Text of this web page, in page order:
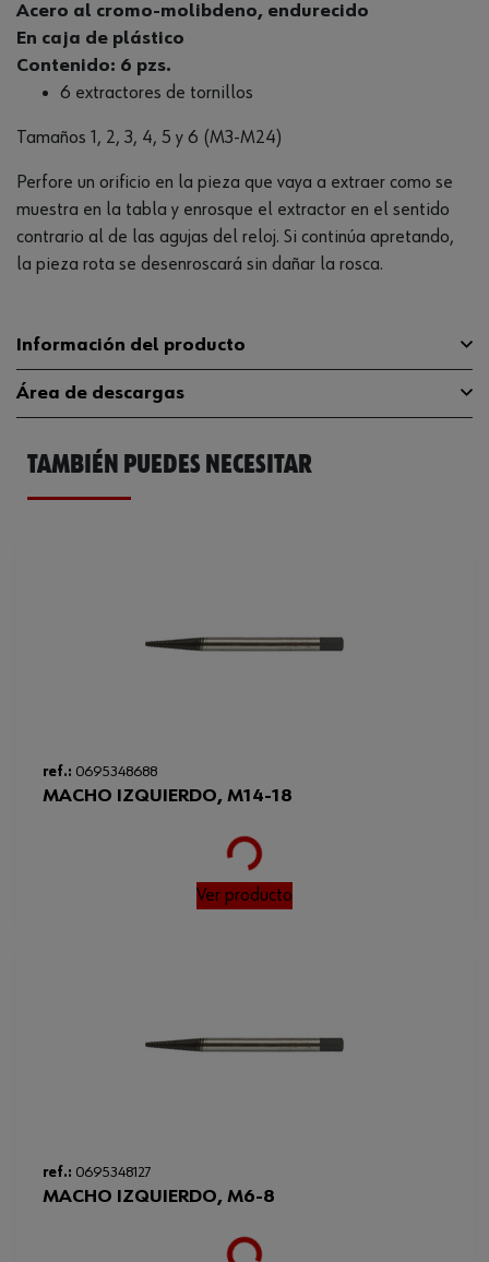
Acero al cromo-molibdeno, endurecido
En caja de plástico
Contenido: 6 pzs.
6 extractores de tornillos
Tamaños 1, 2, 3, 4, 5 y 6 (M3-M24)
Perfore un orificio en la pieza que vaya a extraer como se
muestra en la tabla y enrosque el extractor en el sentido
contrario al de las agujas del reloj. Si continúa apretando,
la pieza rota se desenroscará sin dañar la rosca.
Información del producto
Material CR-V-ST
Número de piezas en el
surtido/juego
6 Uds
Área de descargas
Catálogo General 0695684540
TAMBIÉN PUEDES NECESITAR
ref.: 0695348688
MACHO IZQUIERDO, M14-18
Loading...
Ver producto
ref.: 0695348127
MACHO IZQUIERDO, M6-8